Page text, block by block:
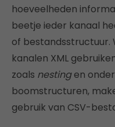
hoeveelheden
beetje ieder kanaal
of bestandsstructuur.
kanalen XML
zoals nestingen
boomstructuren,
gebruik van CSV-